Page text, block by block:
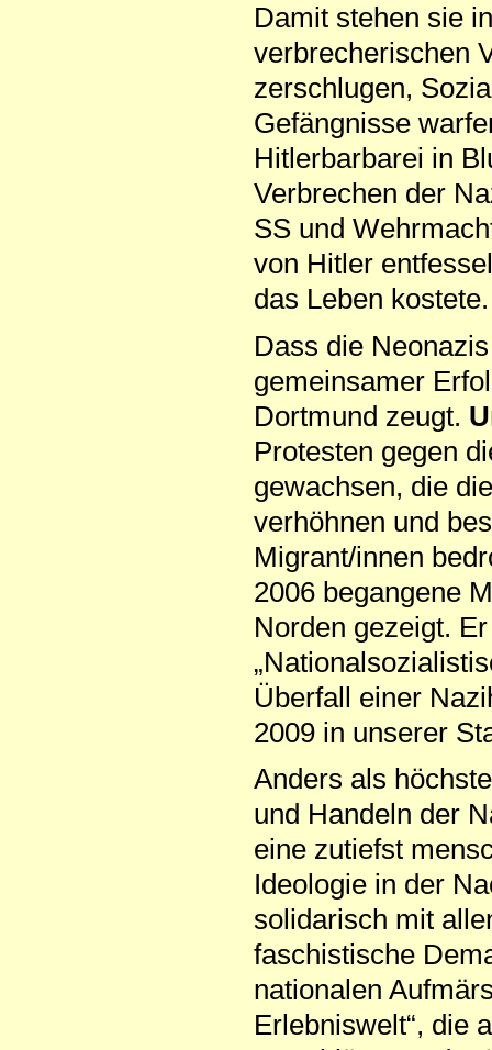
Damit stehen sie
verbrecherischen
zerschlugen,
Gefängnisse
Hitlerbarbarei in
Verbrechen der
SS und
von Hitler
das Leben kostete.
Dass die
gemeinsamer
Dortmund zeugt.
Protesten gegen
gewachsen, die
verhöhnen und
Migrant/innen
2006 begangene
Norden gezeigt.
Überfall einer
2009 in unserer
Anders als
und Handeln der
eine zutiefst
Ideologie in der
solidarisch mit
faschistische
nationalen
Erlebniswelt“, die